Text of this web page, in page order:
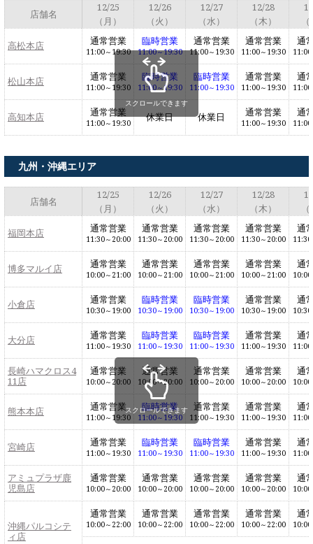
店舗名
12/25
（月）
12/26
（火）
12/27
（水）
12/28
（木）
高松本店
通常営業
11:00～19:30
臨時営業
11:00～19:30
通常営業
11:00～19:30
通常営業
11:00～19:30
通
松山本店 通常営業
11:00～19:30
臨時営業
11:00～19:30
臨時営業
11:00～19:30
通常営業
11:00～19:30
通
高知本店 通常営業
11:00～19:30 休業日 休業日 通常営業
11:00～19:30
通
スクロールできます
九州・沖縄エリア
店舗名
12/25
（月）
12/26
（火）
12/27
（水）
12/28
（木）
福岡本店
通常営業
11:30～20:00
通常営業
11:30～20:00
通常営業
11:30～20:00
通常営業
11:30～20:00
通
博多マルイ店 通常営業
10:00～21:00
通常営業
10:00～21:00
通常営業
10:00～21:00
通常営業
10:00～21:00
通
小倉店 通常営業
10:30～19:00
臨時営業
10:30～19:00
臨時営業
10:30～19:00
通常営業
10:30～19:00
通
大分店 通常営業
11:00～19:30
臨時営業
11:00～19:30
臨時営業
11:00～19:30
通常営業
11:00～19:30
通
長崎ハマクロス4
11店
通常営業
10:00～20:00
通常営業
10:00～20:00
通常営業
10:00～20:00
通常営業
10:00～20:00
通
熊本本店 通常営業
11:00～19:30
臨時営業
11:00～19:30
通常営業
11:00～19:30
通常営業
11:00～19:30
通
宮崎店 通常営業
11:00～19:30
臨時営業
11:00～19:30
臨時営業
11:00～19:30
通常営業
11:00～19:30
通
アミュプラザ鹿
児島店
通常営業
10:00～20:00
通常営業
10:00～20:00
通常営業
10:00～20:00
通常営業
10:00～20:00
通
沖縄パルコシテ
ィ店
通常営業
10:00～22:00
通常営業
10:00～22:00
通常営業
10:00～22:00
通常営業
10:00～22:00
通
スクロールできます